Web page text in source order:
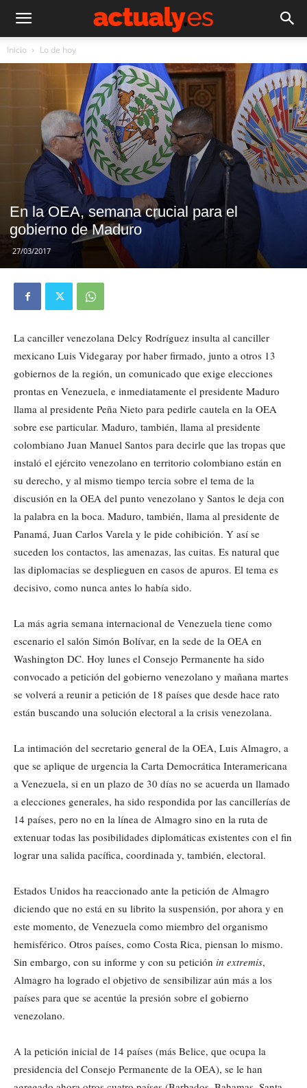
Inicio Lo de hoy
En la OEA, semana crucial para el
gobierno de Maduro
27/03/2017
La canciller venezolana Delcy Rodríguez insulta al canciller
mexicano Luis Videgaray por haber firmado, junto a otros 13
gobiernos de la región, un comunicado que exige elecciones
prontas en Venezuela, e inmediatamente el presidente Maduro
llama al presidente Peña Nieto para pedirle cautela en la OEA
sobre ese particular. Maduro, también, llama al presidente
colombiano Juan Manuel Santos para decirle que las tropas que
instaló el ejército venezolano en territorio colombiano están en
su derecho, y al mismo tiempo tercia sobre el tema de la
discusión en la OEA del punto venezolano y Santos le deja con
la palabra en la boca. Maduro, también, llama al presidente de
Panamá, Juan Carlos Varela y le pide cohibición. Y así se
suceden los contactos, las amenazas, las cuitas. Es natural que
las diplomacias se desplieguen en casos de apuros. El tema es
decisivo, como nunca antes lo había sido.
La más agria semana internacional de Venezuela tiene como
escenario el salón Simón Bolívar, en la sede de la OEA en
Washington DC. Hoy lunes el Consejo Permanente ha sido
convocado a petición del gobierno venezolano y mañana martes
se volverá a reunir a petición de 18 países que desde hace rato
están buscando una solución electoral a la crisis venezolana.
La intimación del secretario general de la OEA, Luis Almagro, a
que se aplique de urgencia la Carta Democrática Interamericana
a Venezuela, si en un plazo de 30 días no se acuerda un llamado
a elecciones generales, ha sido respondida por las cancillerías de
14 países, pero no en la línea de Almagro sino en la ruta de
extenuar todas las posibilidades diplomáticas existentes con el fin
lograr una salida pacífica, coordinada y, también, electoral.
Estados Unidos ha reaccionado ante la petición de Almagro
diciendo que no está en su librito la suspensión, por ahora y en
este momento, de Venezuela como miembro del organismo
hemisférico. Otros países, como Costa Rica, piensan lo mismo.
Sin embargo, con su informe y con su petición in extremis,
Almagro ha logrado el objetivo de sensibilizar aún más a los
países para que se acentúe la presión sobre el gobierno
venezolano.
A la petición inicial de 14 países (más Belice, que ocupa la
presidencia del Consejo Permanente de la OEA), se le han